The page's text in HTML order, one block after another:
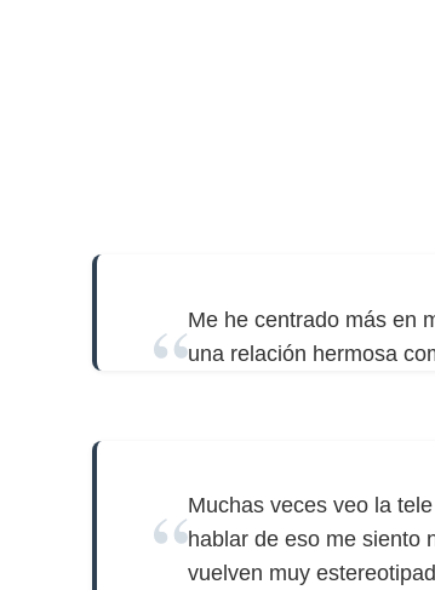
Me he centrado más en
una relación hermosa
Muchas veces veo la
hablar de eso me siento
vuelven muy